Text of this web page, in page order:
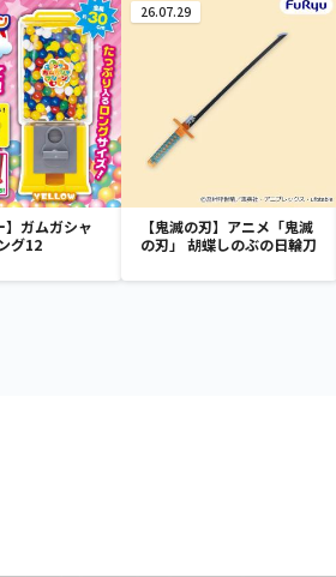
】ガムガシャ
グ12
26.07.29
【鬼滅の刃】アニメ「鬼滅
の刃」 胡蝶しのぶの日輪刀